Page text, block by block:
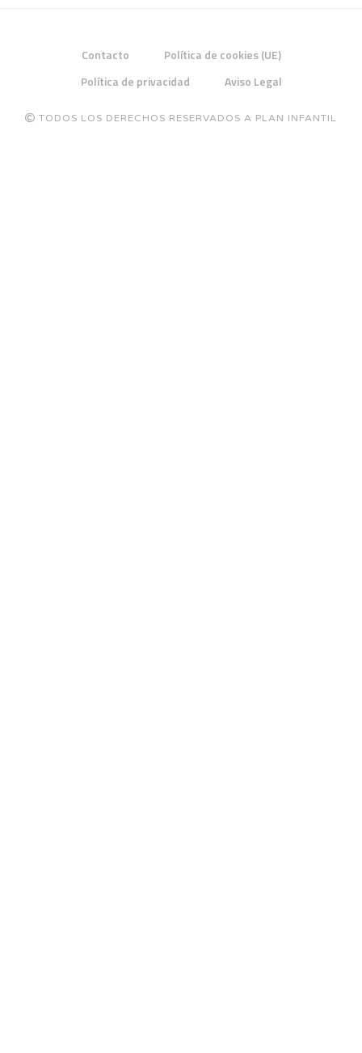
Contacto
Política de cookies (UE)
Política de privacidad
Aviso Legal
TODOS LOS DERECHOS RESERVADOS A PLAN INFANTIL